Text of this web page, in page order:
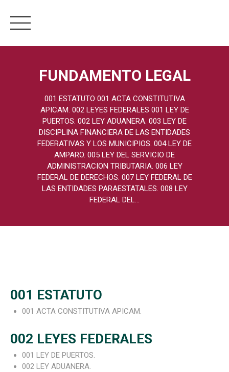
FUNDAMENTO LEGAL
001 ESTATUTO 001 ACTA CONSTITUTIVA
APICAM. 002 LEYES FEDERALES 001 LEY DE
PUERTOS. 002 LEY ADUANERA. 003 LEY DE
DISCIPLINA FINANCIERA DE LAS ENTIDADES
FEDERATIVAS Y LOS MUNICIPIOS. 004 LEY DE
AMPARO. 005 LEY DEL SERVICIO DE
ADMINISTRACION TRIBUTARIA. 006 LEY
FEDERAL DE DERECHOS. 007 LEY FEDERAL DE
LAS ENTIDADES PARAESTATALES. 008 LEY
FEDERAL DEL...
001 ESTATUTO
001 ACTA CONSTITUTIVA APICAM.
002 LEYES FEDERALES
001 LEY DE PUERTOS.
002 LEY ADUANERA.